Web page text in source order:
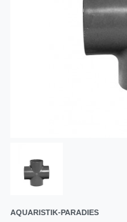
AQUARISTIK-PARADIES